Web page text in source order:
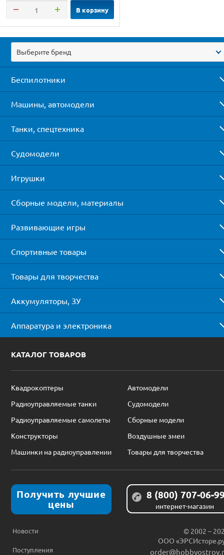
В корзину
Выберите бренд
Беспилотники
Машины, автомодели
Танки, спецтехника
Судомодели
Игрушки
Сборные модели, материалы
Развивающие игры
Спортивные товары
Товары для творчества
Аккумуляторы, ЗУ
Аппаратура и электроника
КАТАЛОГ ТОВАРОВ
Квадрокоптеры
Автомодели
Радиоуправляемые танки
Судомодели
Радиоуправляемые самолеты
Сборные модели
Конструкторы
Воздушные змеи
Машинки на радиоуправлении
Товары для творчества
Получить лучшие
цены
8 (800) 707-06-
интернет-магазин
Новости
Поступления
© 2002 –
ООО